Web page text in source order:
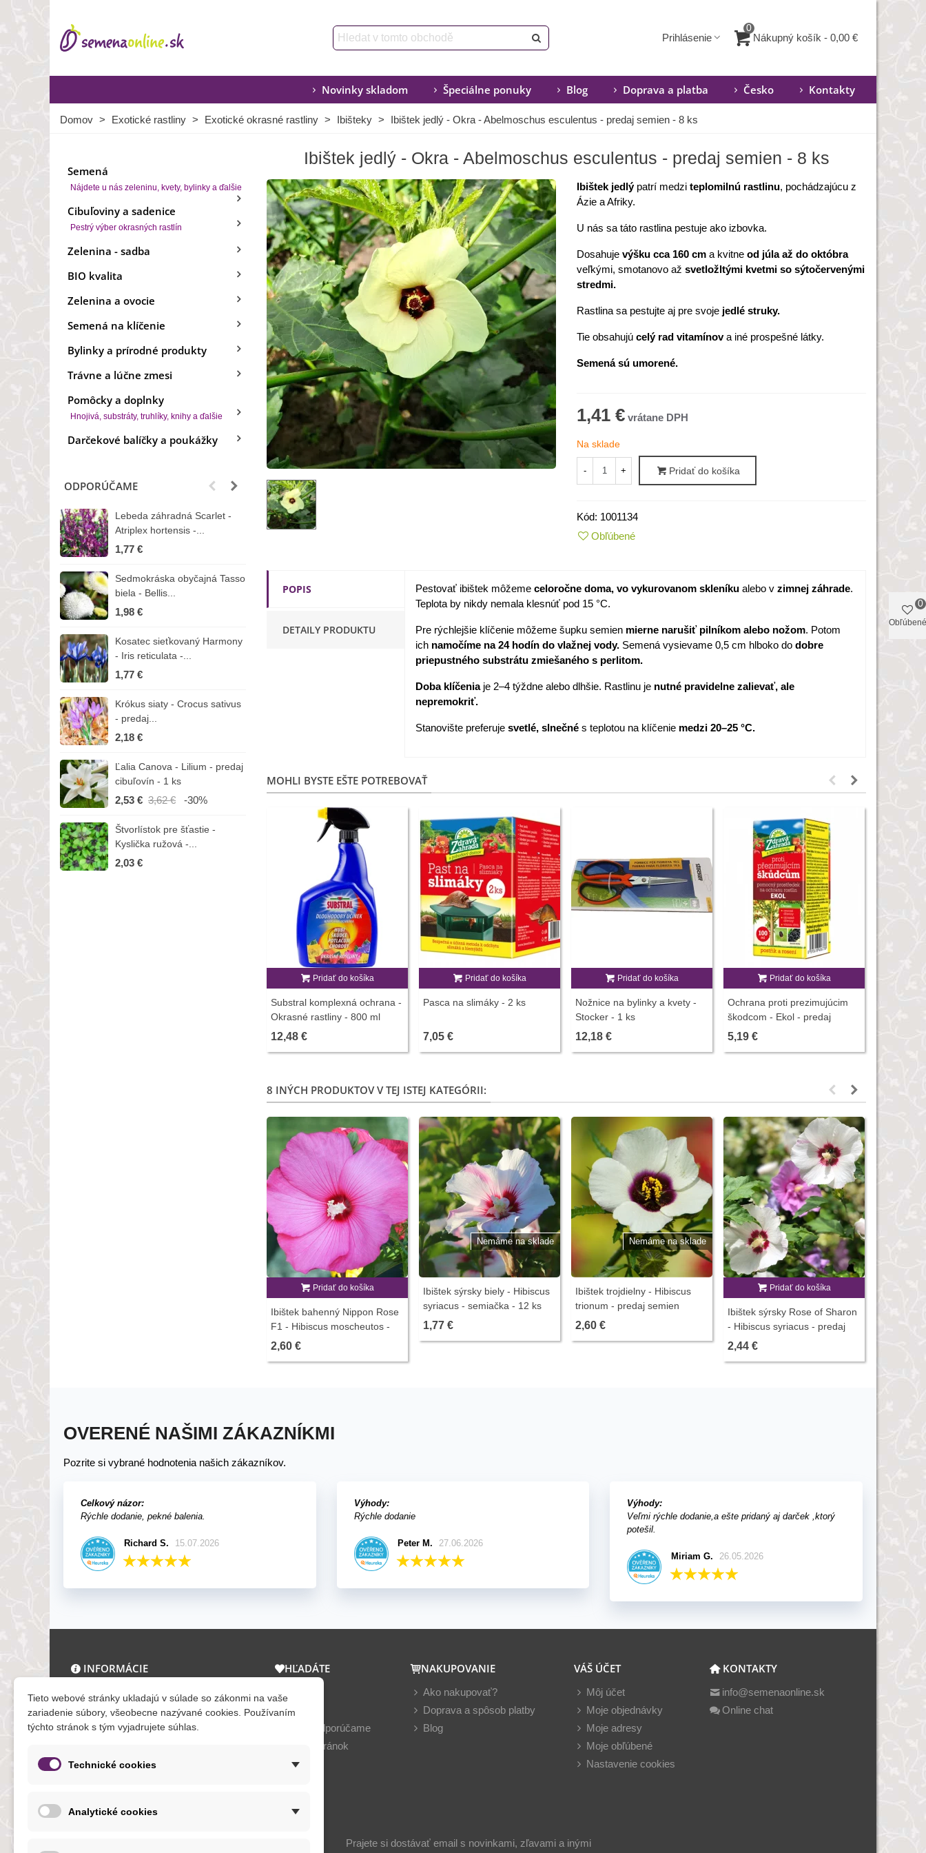
Prihlásenie
0
Nákupný košík - 0,00 €
Novinky skladom Špeciálne ponuky Blog Doprava a platba Česko Kontakty
Domov > Exotické rastliny > Exotické okrasné rastliny > Ibišteky > Ibištek jedlý - Okra - Abelmoschus esculentus - predaj semien - 8 ks
Semená
Nájdete u nás zeleninu, kvety, bylinky a ďalšie
Cibuľoviny a sadenice
Pestrý výber okrasných rastlín
Zelenina - sadba
BIO kvalita
Zelenina a ovocie
Semená na klíčenie
Bylinky a prírodné produkty
Trávne a lúčne zmesi
Pomôcky a doplnky
Hnojivá, substráty, truhlíky, knihy a ďalšie
Darčekové balíčky a poukážky
ODPORÚČAME
Lebeda záhradná Scarlet -
Atriplex hortensis -...
1,77 €
Sedmokráska obyčajná Tasso
biela - Bellis...
1,98 €
Kosatec sieťkovaný Harmony
- Iris reticulata -...
1,77 €
Krókus siaty - Crocus sativus
- predaj...
2,18 €
Ľalia Canova - Lilium - predaj
cibuľovín - 1 ks
2,53 € 3,62 € -30%
Štvorlístok pre šťastie -
Kyslička ružová -...
2,03 €
BIO Kaleráb Dyna - Brassica
oleracea var....
Hippeastrum -...
Kapucínka nízka - Alaska Mix
ružové odtiene - Bellis...
Iskerník plnokvetý modrý -
Ranunculus asiaticus...
Ibištek jedlý - Okra - Abelmoschus esculentus - predaj semien - 8 ks
Ibištek jedlýpatrí medzi teplomilnú rastlinu, pochádzajúcu z
Ázie a Afriky.
U nás sa táto rastlina pestuje ako izbovka.
Dosahuje výšku cca 160 cm a kvitne od júla až do októbra
veľkými, smotanovo až svetložltými kvetmi so sýtočervenými
stredmi.
Rastlina sa pestujte aj pre svoje jedlé struky.
Tie obsahujú celý rad vitamínova iné prospešné látky.
Semená sú umorené.
1,41 €
Na sklade
- + Pridať do košíka
Kód: 1001134
Obľúbené
POPIS
DETAILY PRODUKTU
Pestovať ibištek môžeme celoročne doma, vo vykurovanom skleníku alebo v zimnej záhrade.
Teplota by nikdy nemala klesnúť pod 15 °C.
Pre rýchlejšie klíčenie môžeme šupku semien mierne narušiť pilníkom alebo nožom. Potom
ich namočíme na 24 hodín do vlažnej vody. Semená vysievame 0,5 cm hlboko do dobre
priepustného substrátu zmiešaného s perlitom.
Doba klíčeniaje 2–4 týždne alebo dlhšie. Rastlinu je nutné pravidelne zalievať, ale
nepremokriť.
Stanovište preferuje svetlé, slnečné s teplotou na klíčenie medzi 20–25 °C.
MOHLI BYSTE EŠTE POTREBOVAŤ
Pridať do košíka
Substral komplexná ochrana -
Okrasné rastliny - 800 ml
12,48 €
Pridať do košíka
Pasca na slimáky - 2 ks
7,05 €
Pridať do košíka
Nožnice na bylinky a kvety -
Stocker - 1 ks
12,18 €
Pridať do košíka
Ochrana proti prezimujúcim
škodcom - Ekol - predaj
ochrany rastlín - 100 ml
5,19 €
8 INÝCH PRODUKTOV V TEJ ISTEJ KATEGÓRII:
Pridať do košíka
Ibištek bahenný Nippon Rose
F1 - Hibiscus moscheutos -
predaj semien - 5 ks
2,60 €
Nemáme na sklade
Ibištek sýrsky biely - Hibiscus
syriacus - semiačka - 12 ks
1,77 €
Nemáme na sklade
Ibištek trojdielny - Hibiscus
trionum - predaj semien
ibišteka - 5 ks
2,60 €
Pridať do košíka
Ibištek sýrsky Rose of Sharon
- Hibiscus syriacus - predaj
semien - 12 ks
2,44 €
OVERENÉ NAŠIMI ZÁKAZNÍKMI
Pozrite si vybrané hodnotenia našich zákazníkov.
Celkový názor:
Rýchle dodanie, pekné balenia.
Richard S. 15.07.2026
Výhody:
Rýchle dodanie
Peter M. 27.06.2026
Výhody:
Veľmi rýchle dodanie,a ešte pridaný aj darček ,ktorý
potešil.
Miriam G. 26.05.2026
INFORMÁCIE
O nás a kontakt
Obchodné podmienky
Ochrana osobných údajov
Formuláre
HĽADÁTE
Novinky
Teraz odporúčame
Mapa stránok
NAKUPOVANIE
Ako nakupovať?
Doprava a spôsob platby
Blog
VÁŠ ÚČET
Môj účet
Moje objednávky
Moje adresy
Moje obľúbené
Nastavenie cookies
KONTAKTY
info@semenaonline.sk
Online chat
NOVINKY
Prajete si dostávať email s novinkami, zľavami a inými
Obľúbené
0
Tieto webové stránky ukladajú v súlade so zákonmi na vaše
zariadenie súbory, všeobecne nazývané cookies. Používaním
týchto stránok s tým vyjadrujete súhlas.
Technické cookies
Analytické cookies